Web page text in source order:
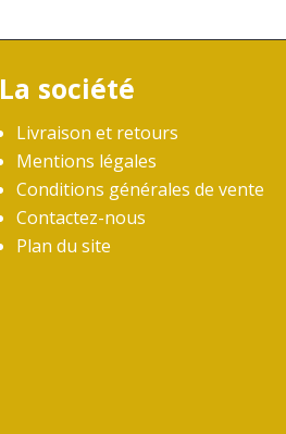
La société
Livraison et retours
Mentions légales
Conditions générales de vente
Contactez-nous
Plan du site